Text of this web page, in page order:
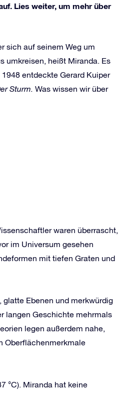
Lies weiter, um mehr über
sich auf seinem Weg um
umkreisen, heißt Miranda. Es
entdeckte Gerard Kuiper
Sturm. Was wissen wir über
waren überrascht,
im Universum gesehen
mit tiefen Graten und
Ebenen und merkwürdig
langen Geschichte mehrmals
legen außerdem nahe,
Oberflächenmerkmale
°C). Miranda hat keine